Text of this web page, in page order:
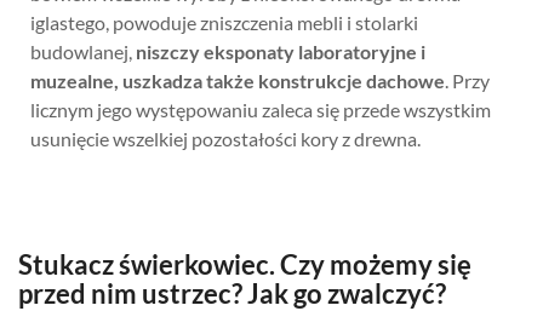
iglastego, powoduje zniszczenia mebli i stolarki
budowlanej, niszczy eksponaty laboratoryjne i
muzealne, uszkadza także konstrukcje dachowe. Przy
licznym jego występowaniu zaleca się przede wszystkim
usunięcie wszelkiej pozostałości kory z drewna.
Stukacz świerkowiec. Czy możemy się
przed nim ustrzec? Jak go zwalczyć?